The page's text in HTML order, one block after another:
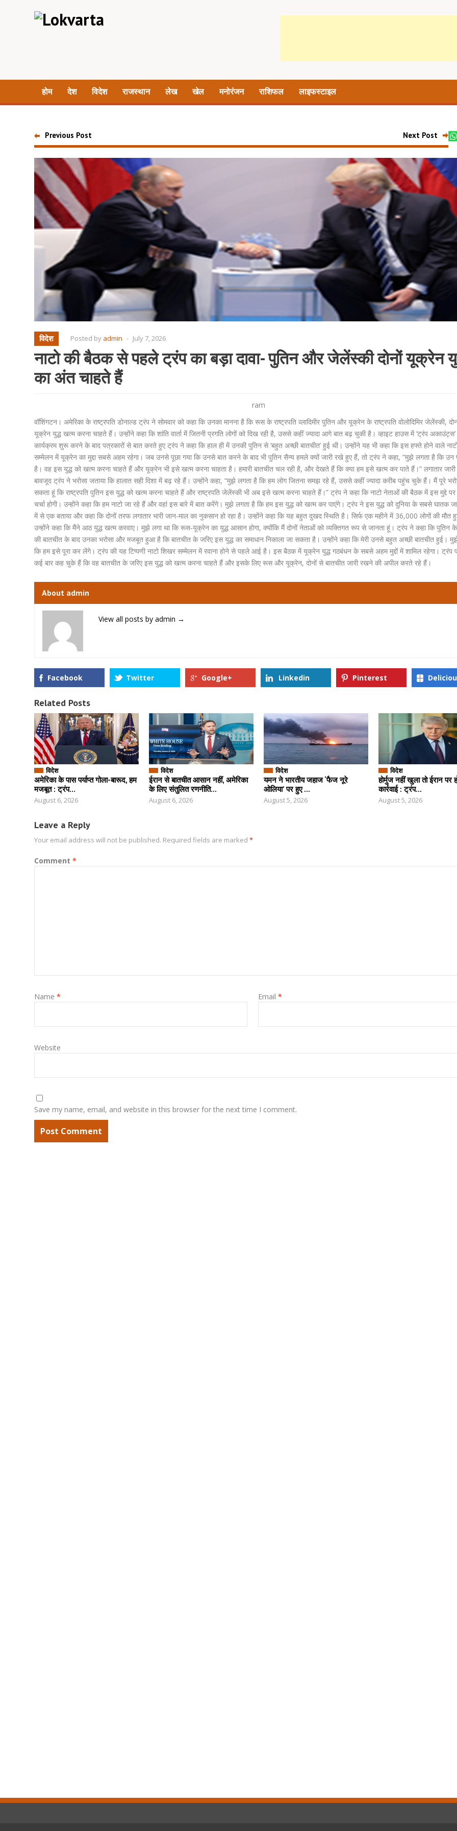
होम देश विदेश राजस्थान लेख खेल मनोरंजन राशिफल लाइफस्टाइल
Previous Post Next Post
विदेश Posted by admin - July 7, 2026
नाटो की बैठक से पहले ट्रंप का बड़ा दावा- पुतिन और जेलेंस्की दोनों यूक्रेन
का अंत चाहते हैं
ram
वॉशिंगटन। अमेरिका के राष्ट्रपति डोनाल्ड ट्रंप ने सोमवार को कहा कि उनका मानना है कि रूस के राष्ट्रपति व्लादिमीर पुतिन और यूक्रेन के राष्ट्रपति वोलोदिमिर जेलेंस्की,
यूक्रेन युद्ध खत्म करना चाहते हैं। उन्होंने कहा कि शांति वार्ता में जितनी प्रगति लोगों को दिख रही है, उससे कहीं ज्‍यादा आगे बात बढ़ चुकी है। व्हाइट हाउस में ‘ट्रंप
कार्यक्रम शुरू करने के बाद पत्रकारों से बात करते हुए ट्रंप ने कहा कि हाल ही में उनकी पुतिन से ‘बहुत अच्छी बातचीत’ हुई थी। उन्होंने यह भी कहा कि इस हफ्ते होने वाले
सम्मेलन में यूक्रेन का मुद्दा सबसे अहम रहेगा। जब उनसे पूछा गया कि उनसे बात करने के बाद भी पुतिन सैन्य हमले क्यों जारी रखे हुए हैं, तो ट्रंप ने कहा, “मुझे लगता है कि उन
है। वह इस युद्ध को खत्म करना चाहते हैं और यूक्रेन भी इसे खत्म करना चाहता है। हमारी बातचीत चल रही है, और देखते हैं कि क्या हम इसे खत्म कर पाते हैं।” लगातार
बावजूद ट्रंप ने भरोसा जताया कि हालात सही दिशा में बढ़ रहे हैं। उन्होंने कहा, “मुझे लगता है कि हम लोग जितना समझ रहे हैं, उससे कहीं ज्‍यादा करीब पहुंच चुके हैं। मैं पूरे
सकता हूं कि राष्ट्रपति पुतिन इस युद्ध को खत्म करना चाहते हैं और राष्ट्रपति जेलेंस्की भी अब इसे खत्म करना चाहते हैं।” ट्रंप ने कहा कि नाटो नेताओं की बैठक में इस मुद्दे
चर्चा होगी। उन्होंने कहा क‍ि हम नाटो जा रहे हैं और वहां इस बारे में बात करेंगे। मुझे लगता है कि हम इस युद्ध को खत्म कर पाएंगे। ट्रंप ने इस युद्ध को दुनिया के सबसे घातक
में से एक बताया और कहा कि दोनों तरफ लगातार भारी जान-माल का नुकसान हो रहा है। उन्होंने कहा क‍ि यह बहुत दुखद स्थिति है। सिर्फ एक महीने में 36,000 लोगों की मौत
उन्होंने कहा क‍ि मैंने आठ युद्ध खत्म करवाए। मुझे लगा था कि रूस-यूक्रेन का युद्ध आसान होगा, क्योंकि मैं दोनों नेताओं को व्यक्तिगत रूप से जानता हूं। ट्रंप ने कहा कि पुतिन
की बातचीत के बाद उनका भरोसा और मजबूत हुआ है कि बातचीत के जरिए इस युद्ध का समाधान निकाला जा सकता है। उन्होंने कहा क‍ि मेरी उनसे बहुत अच्छी बातचीत हुई।
कि हम इसे पूरा कर लेंगे। ट्रंप की यह टिप्पणी नाटो शिखर सम्मेलन में रवाना होने से पहले आई है। इस बैठक में यूक्रेन युद्ध गठबंधन के सबसे अहम मुद्दों में शामिल रहेगा। ट्रंप
कई बार कह चुके हैं कि वह बातचीत के जरिए इस युद्ध को खत्म करना चाहते हैं और इसके लिए रूस और यूक्रेन, दोनों से बातचीत जारी रखने की अपील करते रहे हैं।
About admin
View all posts by admin →
Facebook Twitter Google+ Linkedin Pinterest
Related Posts
विदेश
अमेरिका के पास पर्याप्त गोला-बारूद, हम
मजबूत : ट्रंप...
August 6, 2026
विदेश
ईरान से बातचीत आसान नहीं, अमेरिका
के लिए संतुलित रणनीति...
August 6, 2026
विदेश
यमन ने भारतीय जहाज ‘फैज नूरे
ओलिया’ पर हुए ...
August 5, 2026
विदेश
होर्मुज नहीं खुला तो ईरान पर
कार्रवाई : ट्रंप...
August 5, 2026
Leave a Reply
Your email address will not be published. Required fields are marked *
Comment *
Name * Email *
Website
Save my name, email, and website in this browser for the next time I comment.